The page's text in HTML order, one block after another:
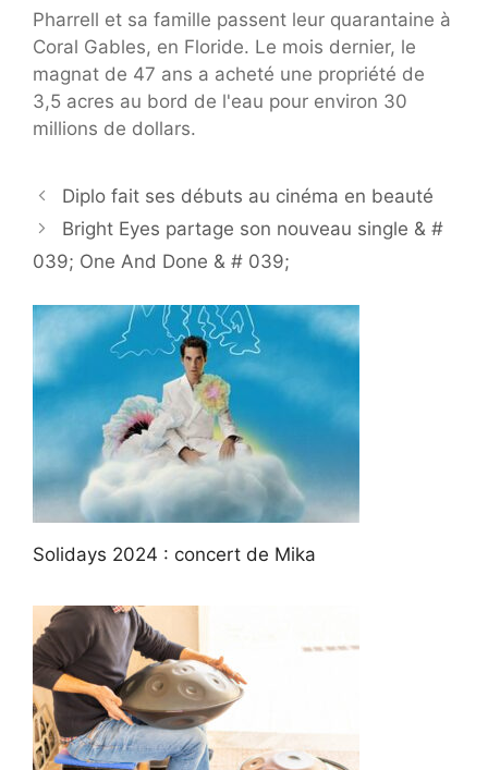
Pharrell et sa famille passent leur quarantaine à
Coral Gables, en Floride. Le mois dernier, le
magnat de 47 ans a acheté une propriété de
3,5 acres au bord de l'eau pour environ 30
millions de dollars.
Diplo fait ses débuts au cinéma en beauté
Bright Eyes partage son nouveau single & #
039; One And Done & # 039;
Solidays 2024 : concert de Mika